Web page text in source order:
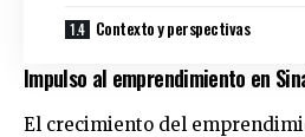
Contexto y perspectivas
Impulso al emprendimiento en
El crecimiento del